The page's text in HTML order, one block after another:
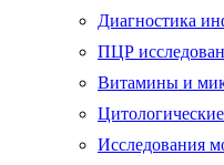
Диагностика
ПЦР
Витамины и
Исследования